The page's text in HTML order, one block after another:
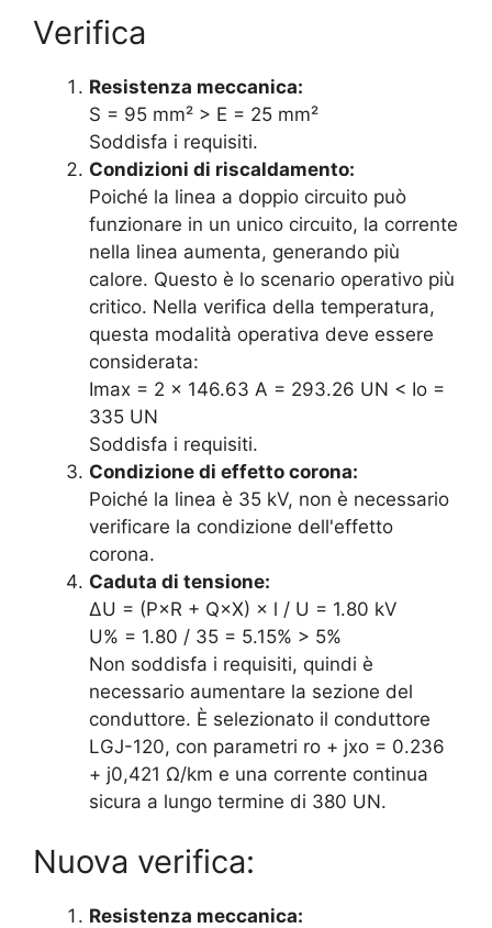
Verifica
Resistenza meccanica:
S = 95 mm² > E = 25 mm²
Soddisfa i requisiti.
Condizioni di riscaldamento:
Poiché la linea a doppio circuito può
funzionare in un unico circuito, la corrente
nella linea aumenta, generando più
calore. Questo è lo scenario operativo più
critico. Nella verifica della temperatura,
questa modalità operativa deve essere
considerata:
Imax = 2 × 146.63 A = 293.26 UN < Io =
335 UN
Soddisfa i requisiti.
Condizione di effetto corona:
Poiché la linea è 35 kV, non è necessario
verificare la condizione dell'effetto
corona.
Caduta di tensione:
∆U = (P×R + Q×X) × l / U = 1.80 kV
U% = 1.80 / 35 = 5.15% > 5%
Non soddisfa i requisiti, quindi è
necessario aumentare la sezione del
conduttore. È selezionato il conduttore
LGJ-120, con parametri ro + jxo = 0.236
+ j0,421 Ω/km e una corrente continua
sicura a lungo termine di 380 UN.
Nuova verifica:
Resistenza meccanica: